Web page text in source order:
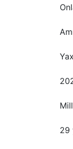
29